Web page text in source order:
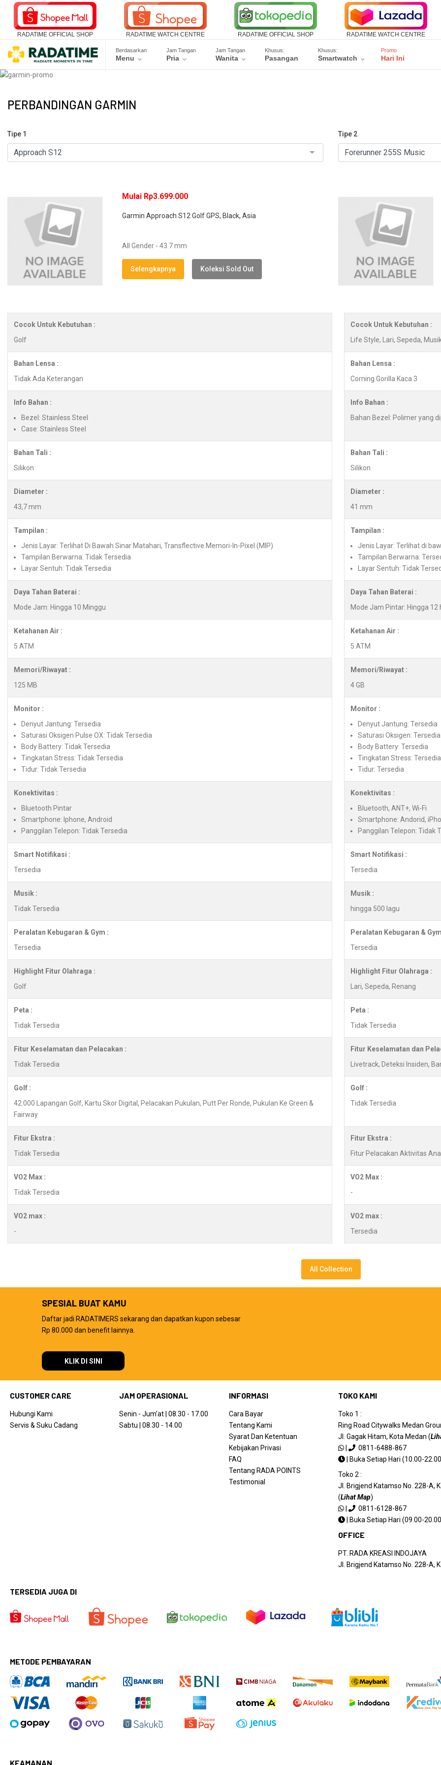
RADATIME OFFICIAL SHOP RADATIME WATCH CENTRE RADATIME OFFICIAL SHOP RADATIME WATCH CENTRE
Berdasarkan
Menu
Jam Tangan
Pria
Jam Tangan
Wanita
Khusus:
Pasangan
Khusus:
Smartwatch
Promo
Hari Ini
PERBANDINGAN GARMIN
Tipe 1 Tipe 2
Mulai Rp3.699.000
Garmin Approach S12 Golf GPS, Black, Asia
All Gender - 43.7 mm
Selengkapnya Koleksi Sold Out
Cocok Untuk Kebutuhan :
Golf
Cocok Untuk Kebutuhan :
Life Style, Lari, Sepeda,
Bahan Lensa :
Tidak Ada Keterangan
Bahan Lensa :
Corning Gorilla Kaca 3
Info Bahan :
Bezel: Stainless Steel
Case: Stainless Steel
Info Bahan :
Bahan Bezel: Polimer yang
Bahan Tali :
Silikon
Bahan Tali :
Silikon
Diameter :
43,7 mm
Diameter :
41 mm
Tampilan :
Jenis Layar: Terlihat Di Bawah Sinar Matahari, Transflective Memori-In-Pixel (MIP)
Tampilan Berwarna: Tidak Tersedia
Layar Sentuh: Tidak Tersedia
Tampilan :
Jenis Layar: Terlihat di
Tampilan Berwarna:
Layar Sentuh: Tidak
Daya Tahan Baterai :
Mode Jam: Hingga 10 Minggu
Daya Tahan Baterai :
Mode Jam Pintar: Hingga 12
Ketahanan Air :
5 ATM
Ketahanan Air :
5 ATM
Memori/Riwayat :
125 MB
Memori/Riwayat :
4 GB
Monitor :
Denyut Jantung: Tersedia
Saturasi Oksigen Pulse OX: Tidak Tersedia
Body Battery: Tidak Tersedia
Tingkatan Stress: Tidak Tersedia
Tidur: Tidak Tersedia
Monitor :
Denyut Jantung: Tersedia
Saturasi Oksigen: Tersedia
Body Battery: Tersedia
Tingkatan Stress: Tersedia
Tidur: Tersedia
Konektivitas :
Bluetooth Pintar
Smartphone: Iphone, Android
Panggilan Telepon: Tidak Tersedia
Konektivitas :
Bluetooth, ANT+, Wi-Fi
Smartphone: Andorid,
Panggilan Telepon: Tidak
Smart Notifikasi :
Tersedia
Smart Notifikasi :
Tersedia
Musik :
Tidak Tersedia
Musik :
hingga 500 lagu
Peralatan Kebugaran & Gym :
Tersedia
Peralatan Kebugaran &
Tersedia
Highlight Fitur Olahraga :
Golf
Highlight Fitur Olahraga :
Lari, Sepeda, Renang
Peta :
Tidak Tersedia
Peta :
Tidak Tersedia
Fitur Keselamatan dan Pelacakan :
Tidak Tersedia
Fitur Keselamatan dan
Livetrack, Deteksi Insiden,
Golf :
42.000 Lapangan Golf, Kartu Skor Digital, Pelacakan Pukulan, Putt Per Ronde, Pukulan Ke Green &
Fairway
Golf :
Tidak Tersedia
Fitur Ekstra :
Tidak Tersedia
Fitur Ekstra :
Fitur Pelacakan Aktivitas
VO2 Max :
Tidak Tersedia
VO2 Max :
-
VO2 max :
-
VO2 max :
Tersedia
All Collection
SPESIAL BUAT KAMU
Daftar jadi RADATIMERS sekarang dan dapatkan kupon sebesar
Rp 80.000 dan benefit lainnya.
KLIK DI SINI
CUSTOMER CARE
Hubungi Kami
Servis & Suku Cadang
JAM OPERASIONAL
Senin - Jum'at | 08.30 - 17.00
Sabtu | 08.30 - 14.00
INFORMASI
Cara Bayar
Tentang Kami
Syarat Dan Ketentuan
Kebijakan Privasi
FAQ
Tentang RADA POINTS
Testimonial
TOKO KAMI
Toko 1 :
Ring Road Citywalks Medan
Jl. Gagak Hitam, Kota Medan (
|
0811-6488-867
|
Buka Setiap Hari (10.00-
Toko 2 :
Jl. Brigjend Katamso No. 228-A,
(Lihat Map)
|
0811-6128-867
|
Buka Setiap Hari (09.00-
OFFICE
PT. RADA KREASI INDOJAYA
Jl. Brigjend Katamso No. 228-A,
TERSEDIA JUGA DI
METODE PEMBAYARAN
KEAMANAN